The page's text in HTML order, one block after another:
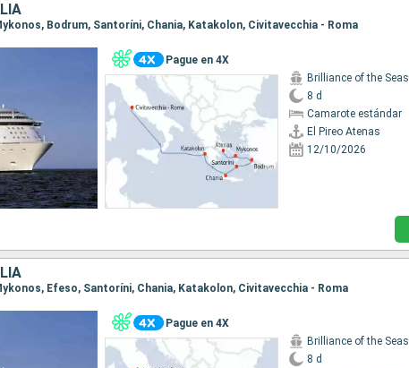
Bodrum, Santoríni, Chania, Katakolon, Civitavecchia - Roma
Pague en 4X
Brilliance of the Seas
8 d
Camarote estándar
El Pireo Atenas
12/10/2026
Efeso, Santoríni, Chania, Katakolon, Civitavecchia - Roma
Pague en 4X
Brilliance of the Seas
8 d